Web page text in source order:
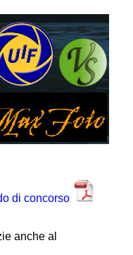
di concorso
anche al